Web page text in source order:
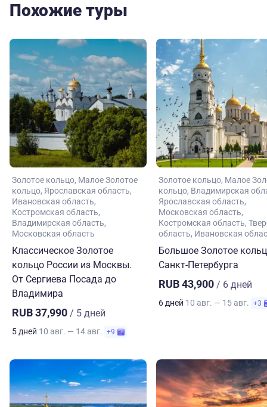
Похожие туры
Золотое кольцо Малое Золотое
кольцо Ярославская область
Ивановская область
Костромская область
Владимирская область
Московская область
Классическое Золотое
кольцо России из Москвы.
От Сергиева Посада до
Владимира
RUB 37,990 / 5 дней
5 дней 10 авг. — 14 авг. +9
Золотое кольцо Малое
кольцо Владимирская
Ярославская область
Московская область
Костромская область
область Ивановская
Большое Золотое
Санкт-Петербурга
RUB 43,900 / 6 дней
6 дней 10 авг. — 15 авг. +3